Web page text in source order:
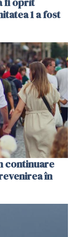
1 a fost
continuare
în